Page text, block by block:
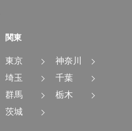
関東
東京
神奈川
埼玉
千葉
群馬
栃木
茨城